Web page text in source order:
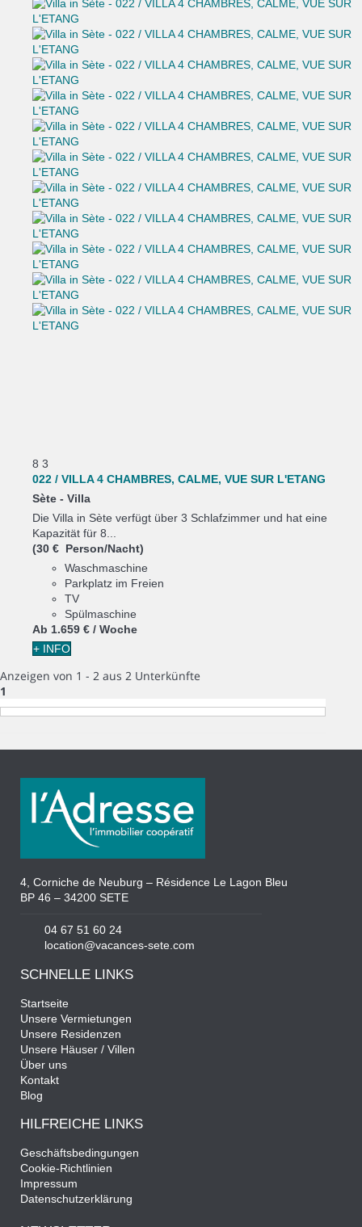
8 3
022 / VILLA 4 CHAMBRES, CALME, VUE SUR L'ETANG
Sète - Villa
Die Villa in Sète verfügt über 3 Schlafzimmer und hat eine
Kapazität für 8...
(30 € Person/Nacht)
Waschmaschine
Parkplatz im Freien
TV
Spülmaschine
Ab 1.659 € / Woche
+ INFO
Anzeigen von 1 - 2 aus 2 Unterkünfte
1
4, Corniche de Neuburg – Résidence Le Lagon Bleu
BP 46 – 34200 SETE
04 67 51 60 24
location@vacances-sete.com
SCHNELLE LINKS
Startseite
Unsere Vermietungen
Unsere Residenzen
Unsere Häuser / Villen
Über uns
Kontakt
Blog
HILFREICHE LINKS
Geschäftsbedingungen
Cookie-Richtlinien
Impressum
Datenschutzerklärung